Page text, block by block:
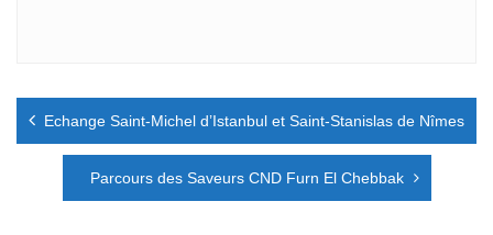
Navigation
l’article
Echange Saint-Michel d’Istanbul et Saint-Stanislas de Nîmes
Parcours des Saveurs CND Furn El Chebbak